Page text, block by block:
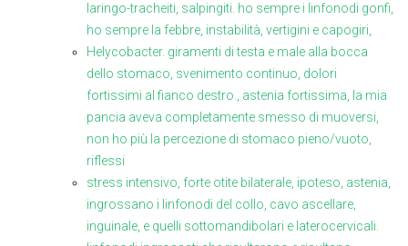
laringo-tracheiti, salpingiti. ho sempre i linfonodi gonfi,
ho sempre la febbre, instabilità, vertigini e capogiri,
Helycobacter. giramenti di testa e male alla bocca
dello stomaco, svenimento continuo, dolori
fortissimi al fianco destro., astenia fortissima, la mia
pancia aveva completamente smesso di muoversi,
non ho più la percezione di stomaco pieno/vuoto,
riflessi
stress intensivo, forte otite bilaterale, ipoteso, astenia,
ingrossano i linfonodi del collo, cavo ascellare,
inguinale, e quelli sottomandibolari e laterocervicali.